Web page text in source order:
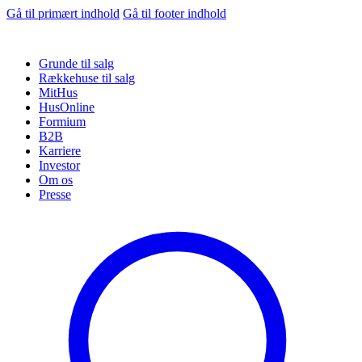
Gå til primært indhold Gå til footer indhold
Grunde til salg
Rækkehuse til salg
MitHus
HusOnline
Formium
B2B
Karriere
Investor
Om os
Presse